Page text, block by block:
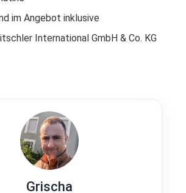
im Angebot inklusive
International GmbH & Co. KG
Grischa